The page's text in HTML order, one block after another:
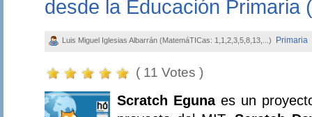
desde la Educación Primaria
Luis Miguel Iglesias Albarrán (MatemáTICas: 1,1,2,3,5,8,13,...) Primaria
( 11 Votes )
Scratch Egunaes un